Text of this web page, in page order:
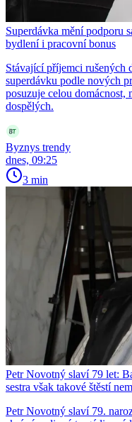
Superdávka mění podporu
bydlení i pracovní bonus
Stávající příjemci rušených
superdávku podle nových
posuzuje celou
dospělých.
Byznys trendy
dnes, 09:25
3 min
Petr Novotný slaví 79 let:
sestra však takové štěstí
Petr Novotný slaví 79.